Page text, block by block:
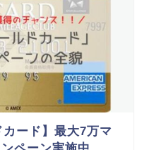
カード】最大7万マ